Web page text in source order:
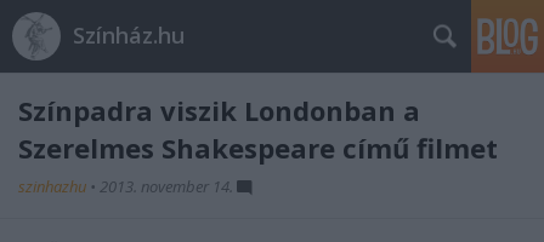
Színház.hu
Színpadra viszik Londonban a
Szerelmes Shakespeare című filmet
szinhazhu • 2013. november 14.